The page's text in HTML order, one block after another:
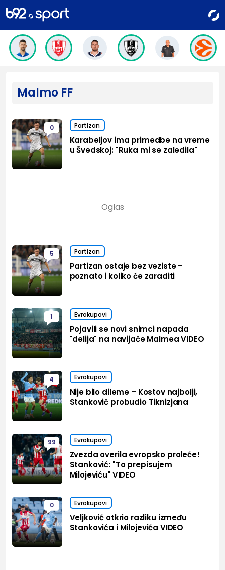
Malmo FF
0 Partizan
Karabeljov ima primedbe na vreme
u Švedskoj: "Ruka mi se zaledila"
5 Partizan
Partizan ostaje bez veziste –
poznato i koliko će zaraditi
1 Evrokupovi
Pojavili se novi snimci napada
"delija" na navijače Malmea VIDEO
4 Evrokupovi
Nije bilo dileme – Kostov najbolji,
Stanković probudio Tiknizjana
99 Evrokupovi
Zvezda overila evropsko proleće!
Stanković: "To prepisujem
Milojeviću" VIDEO
0 Evrokupovi
Veljković otkrio razliku između
Stankovića i Milojevića VIDEO